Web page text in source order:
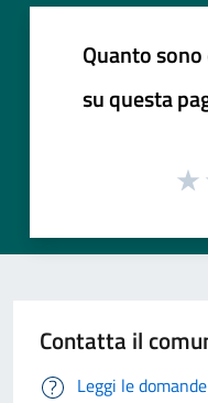
Quanto
su questa
Contatta il
Leggi le